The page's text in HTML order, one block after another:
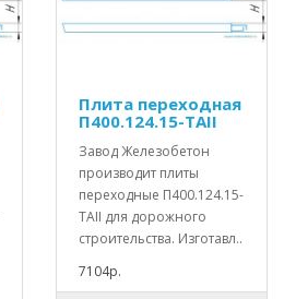
Плита переходная
П400.124.15-ТАII
Завод Железобетон
производит плиты
переходные П400.124.15-
ТАII для дорожного
строительства. Изготавл..
7104р.